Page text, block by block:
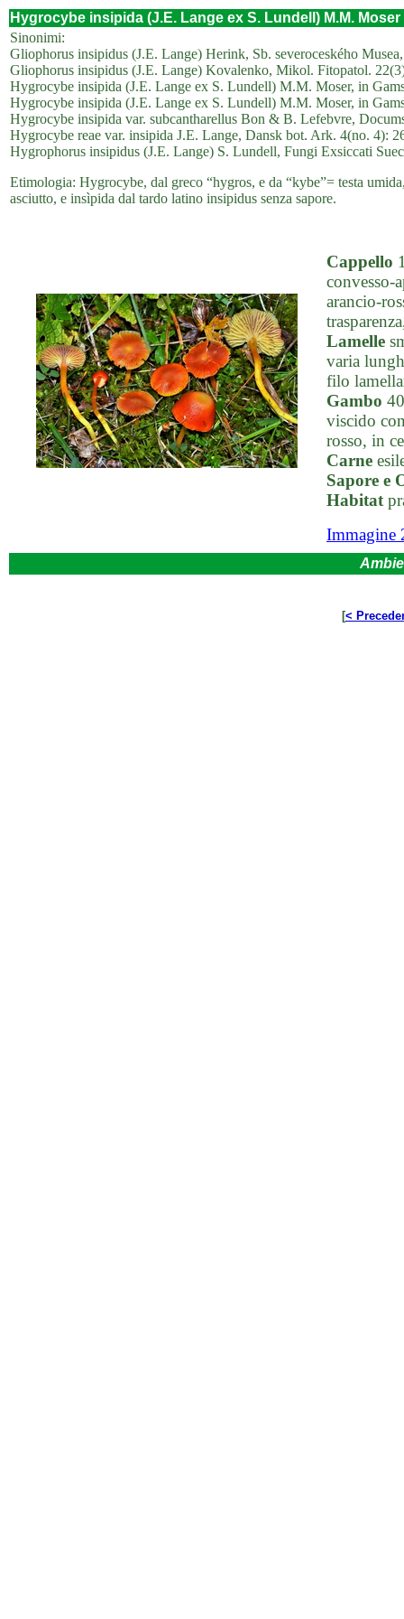
Hygrocybe insipida (J.E. Lange ex S. Lundell) M.M. Moser
Sinonimi:
Gliophorus insipidus (J.E. Lange) Herink, Sb. severoceského
Gliophorus insipidus (J.E. Lange) Kovalenko, Mikol. Fitopatol.
Hygrocybe insipida (J.E. Lange ex S. Lundell) M.M. Moser, in
Hygrocybe insipida (J.E. Lange ex S. Lundell) M.M. Moser, in
Hygrocybe insipida var. subcantharellus Bon & B. Lefebvre,
Hygrocybe reae var. insipida J.E. Lange, Dansk bot. Ark. 4(no. 4):
Hygrophorus insipidus (J.E. Lange) S. Lundell, Fungi Exsiccati
Etimologia: Hygrocybe, dal greco “hygros, e da “kybe”= testa
asciutto, e insìpida dal tardo latino insipidus senza sapore.
Cappello
convesso-
arancio-
Lamelle
varia
filo
Gambo
viscido
rosso, in
Carne
Sapore e
Habitat
Immagine
[<